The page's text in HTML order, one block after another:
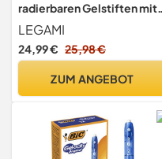
radierbaren Gelstiften mit
thermoempfindlicher
Radiertinte, verschiedene
Tintenfarben und
Spitze, Tiermotive
LEGAMI
24,99 € 25,98 €
ZUM ANGEBOT